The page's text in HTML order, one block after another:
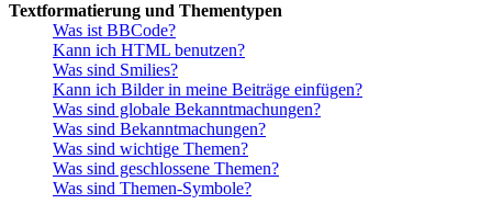
Textformatierung und Thementypen
Was ist BBCode?
Kann ich HTML benutzen?
Was sind Smilies?
Kann ich Bilder in meine Beiträge einfügen?
Was sind globale Bekanntmachungen?
Was sind Bekanntmachungen?
Was sind wichtige Themen?
Was sind geschlossene Themen?
Was sind Themen-Symbole?